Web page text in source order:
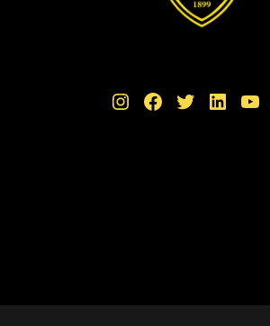
Instagram Facebook Twitter LinkedIn YouTube